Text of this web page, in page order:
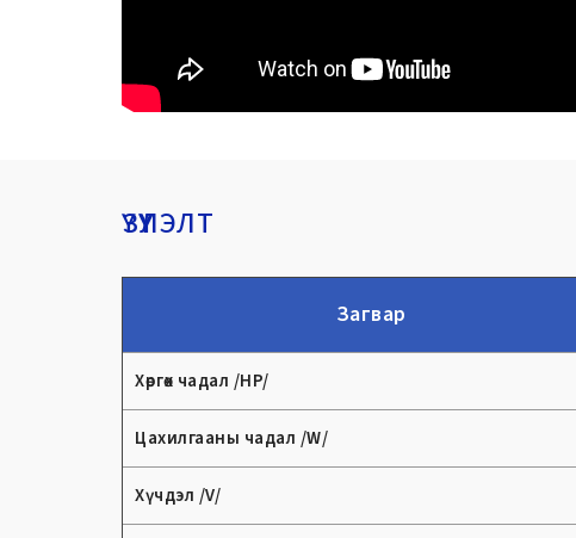
ҮЗҮҮЛЭЛТ
Загвар
Хөргөх чадал /HP/
Цахилгааны чадал /W/
Хүчдэл /V/